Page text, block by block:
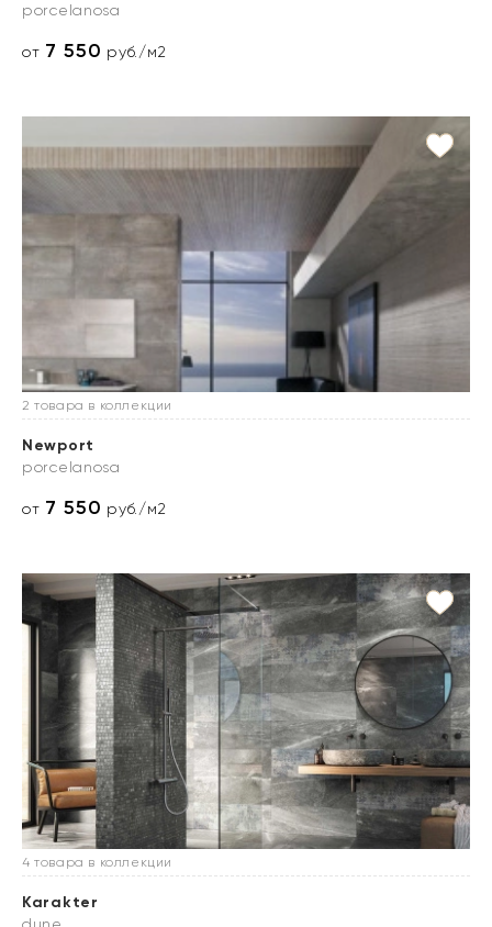
porcelanosa
от 7 550 руб./м2
2 товара в коллекции
Newport
porcelanosa
от 7 550 руб./м2
4 товара в коллекции
Karakter